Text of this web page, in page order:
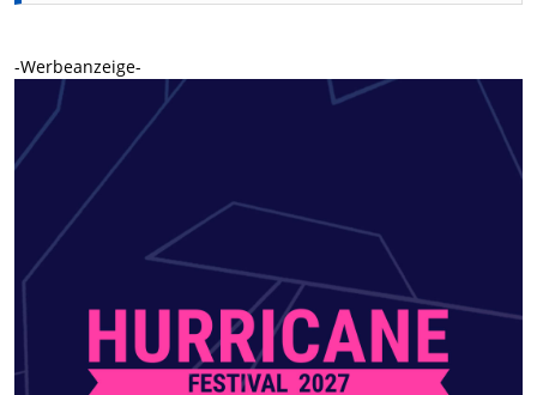
-Werbeanzeige-